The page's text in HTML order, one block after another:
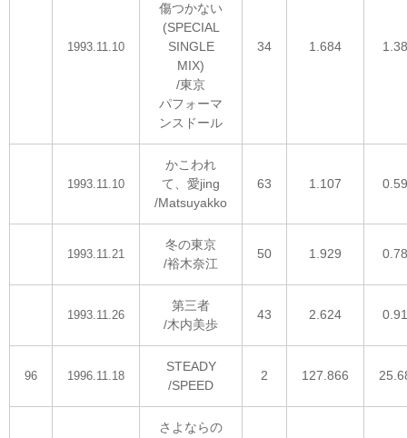
1993.11.10
傷つかない
(SPECIAL
SINGLE
MIX)
/東京
パフォーマ
ンスドール
34 1.684
1993.11.10
かこわれ
て、愛jing
/Matsuyakko
63 1.107
1993.11.21
冬の東京
/裕木奈江
50 1.929
1993.11.26
第三者
/木内美歩
43 2.624
96 1996.11.18
STEADY
/SPEED
2 127.866
さよならの